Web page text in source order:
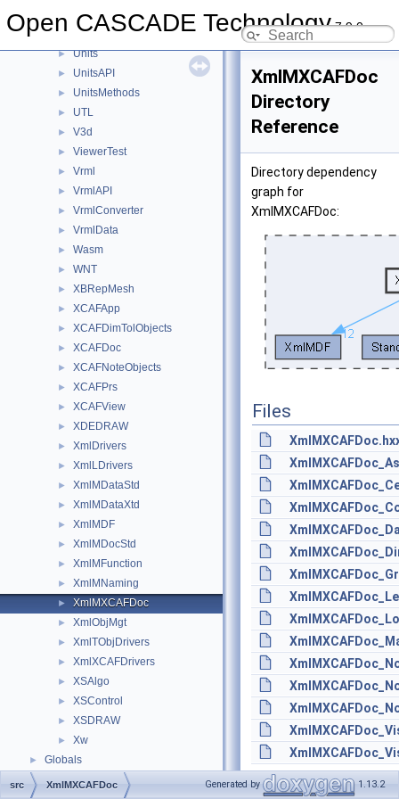
Open CASCADE Technology7.9.0
TransferBRep
► TShort
► Units
► UnitsAPI
► UnitsMethods
► UTL
► V3d
► ViewerTest
► Vrml
► VrmlAPI
► VrmlConverter
► VrmlData
► Wasm
► WNT
► XBRepMesh
► XCAFApp
► XCAFDimTolObjects
► XCAFDoc
► XCAFNoteObjects
► XCAFPrs
► XCAFView
► XDEDRAW
► XmlDrivers
► XmlLDrivers
► XmlMDataStd
► XmlMDataXtd
► XmlMDF
► XmlMDocStd
► XmlMFunction
► XmlMNaming
► XmlMXCAFDoc
► XmlObjMgt
► XmlTObjDrivers
► XmlXCAFDrivers
► XSAlgo
► XSControl
► XSDRAW
► Xw
► Globals
XmlMXCAFDoc
Directory
Reference
Directory dependency
graph for
XmlMXCAFDoc:
Files
src XmlMXCAFDoc Generated by 1.13.2